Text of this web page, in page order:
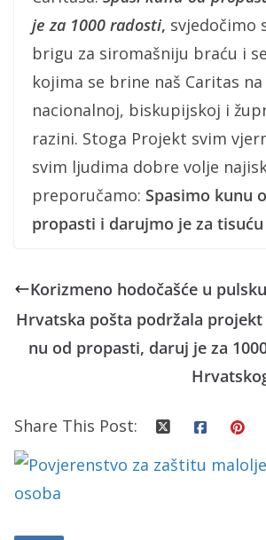
je za 1000 radosti, svjedočimo
brigu za siromašniju braću i
kojima se brine naš Caritas na
nacionalnoj, biskupijskoj i
razini. Stoga Projekt svim
svim ljudima dobre volje
preporučamo: Spasimo kunu
propasti i darujmo je za
Korizmeno hodočašće u
Hrvatska pošta podržala projekt
nu od propasti, daruj je za
Share This Post: